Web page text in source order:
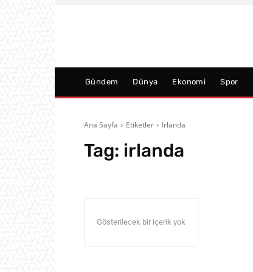
Gündem Dünya Ekonomi Spor
Ana Sayfa Etiketler Irlanda
Tag: irlanda
Gösterilecek bir içerik yok